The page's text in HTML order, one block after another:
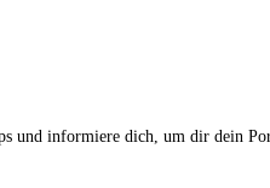
und informiere dich, um dir dein